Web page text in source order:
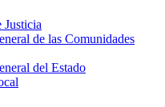
Justicia
de las Comunidades
del Estado